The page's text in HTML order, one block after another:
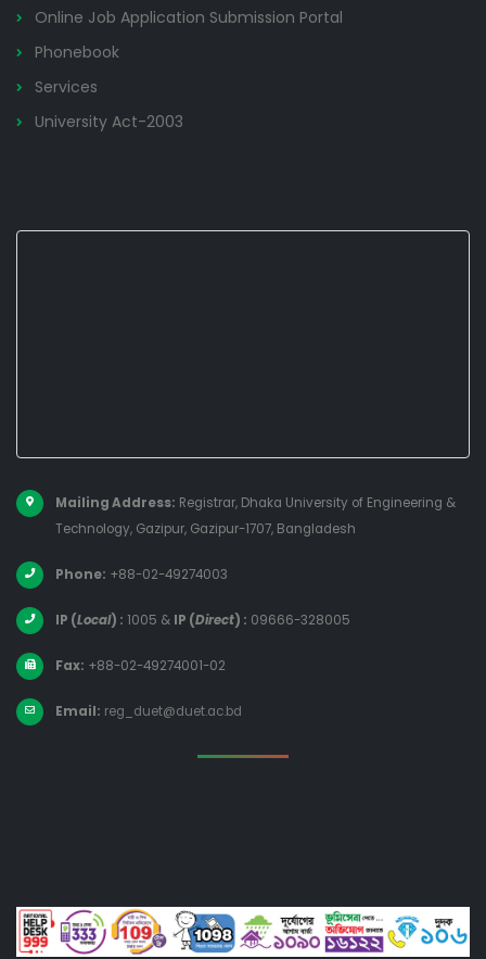
Online Job Application Submission Portal
Phonebook
Services
University Act-2003
Mailing Address: Registrar, Dhaka University of Engineering &
Technology, Gazipur, Gazipur-1707, Bangladesh
Phone: +88-02-49274003
IP (Local) : 1005 & IP (Direct) : 09666-328005
Fax: +88-02-49274001-02
Email: reg_duet@duet.ac.bd